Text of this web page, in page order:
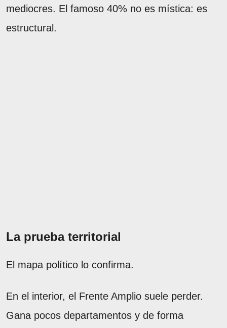
mediocres. El famoso 40% no es mística: es
estructural.
La prueba territorial
El mapa político lo confirma.
En el interior, el Frente Amplio suele perder.
Gana pocos departamentos y de forma